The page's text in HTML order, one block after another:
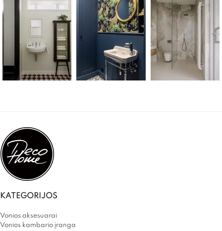
KATEGORIJOS
Vonios aksesuarai
Vonios kambario įranga